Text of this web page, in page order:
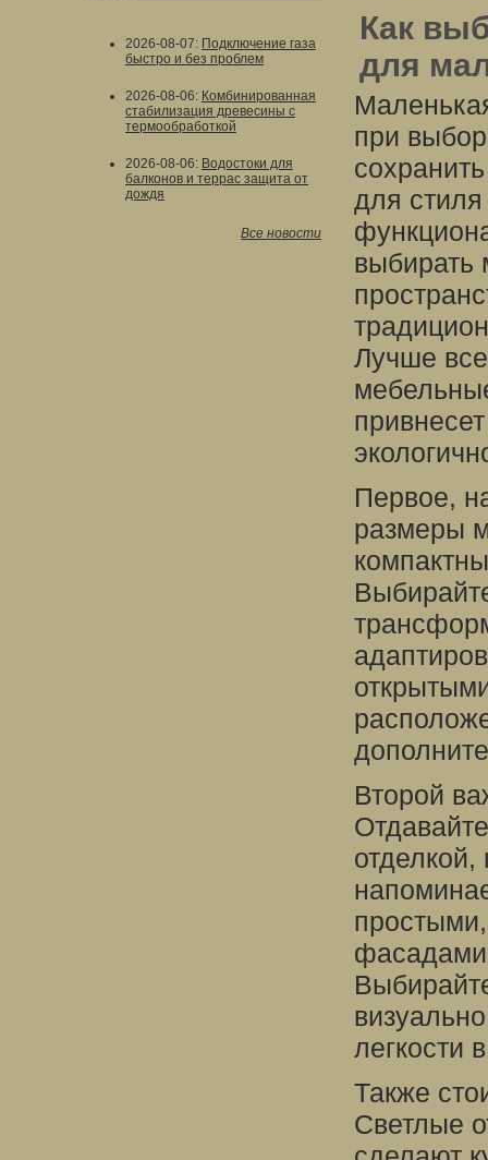
2026-08-07: Подключение газа
быстро и без проблем
2026-08-06: Комбинированная
стабилизация древесины с
термообработкой
2026-08-06: Водостоки для
балконов и террас защита от
дождя
Все новости
Как
для
при
для
выбирать
Лучше
Первое,
размеры
Второй
отделкой,
фасадами
легкости
Также
Светлые